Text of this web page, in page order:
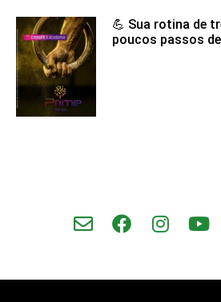
💪 Sua rotina de
poucos passos